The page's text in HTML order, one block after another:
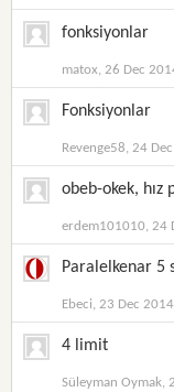
fonksiyonlar
matox, 26 Dec
Fonksiyonlar
Revenge58, 24
obeb-okek, hız
erdem101010, 24
Paralelkenar 5
Ebeci, 23 Dec
4 limit
Süleyman Oymak,